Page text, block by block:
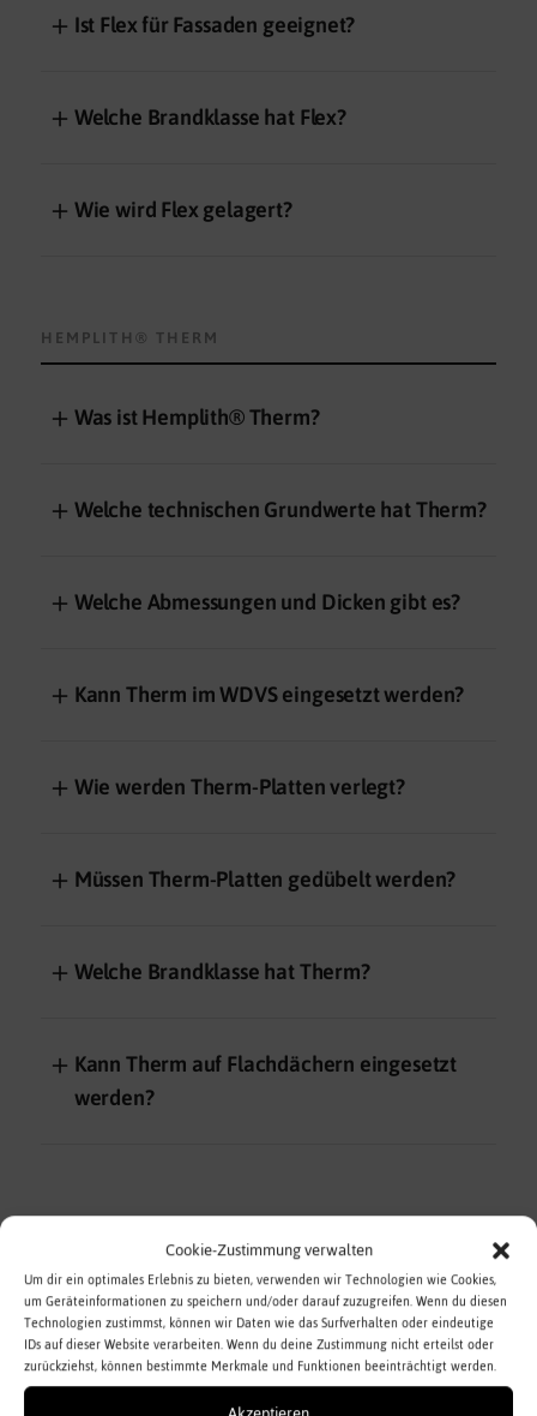
Cookie-Zustimmung verwalten
Um dir ein optimales Erlebnis zu bieten, verwenden wir Technologien wie Cookies,
um Geräteinformationen zu speichern und/oder darauf zuzugreifen. Wenn du diesen
Technologien zustimmst, können wir Daten wie das Surfverhalten oder eindeutige
IDs auf dieser Website verarbeiten. Wenn du deine Zustimmung nicht erteilst oder
zurückziehst, können bestimmte Merkmale und Funktionen beeinträchtigt werden.
＋ Ist Flex für Fassaden geeignet?
＋ Welche Brandklasse hat Flex?
＋ Wie wird Flex gelagert?
HEMPLITH® THERM
＋ Was ist Hemplith® Therm?
＋ Welche technischen Grundwerte hat Therm?
＋ Welche Abmessungen und Dicken gibt es?
＋ Kann Therm im WDVS eingesetzt werden?
＋ Wie werden Therm-Platten verlegt?
＋ Müssen Therm-Platten gedübelt werden?
＋ Welche Brandklasse hat Therm?
＋ Kann Therm auf Flachdächern eingesetzt
werden?
＋Was ist Hemplith® Fill?
＋